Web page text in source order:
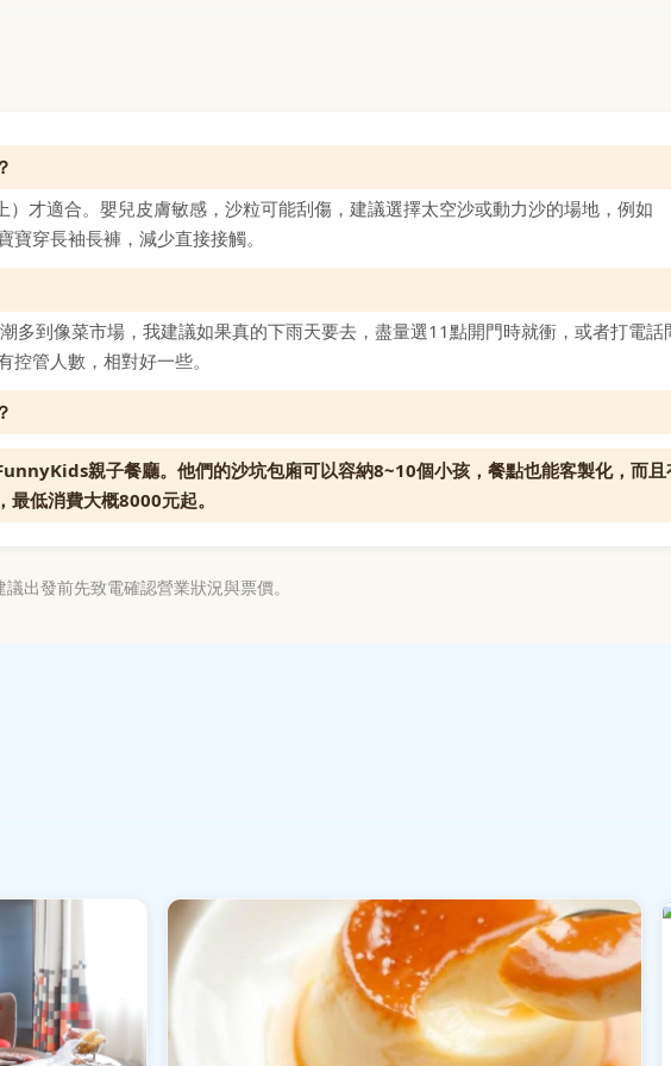
才適合。嬰兒皮膚敏感，沙粒可能刮傷，建議選擇太空沙或動力沙的場地，例如
穿長袖長褲，減少直接接觸。
多到像菜市場，我建議如果真的下雨天要去，盡量選11點開門時就衝，或者打電話
管人數，相對好一些。
親子餐廳。他們的沙坑包廂可以容納8~10個小孩，餐點也能客製化，而且
低消費大概8000元起。
出發前先致電確認營業狀況與票價。